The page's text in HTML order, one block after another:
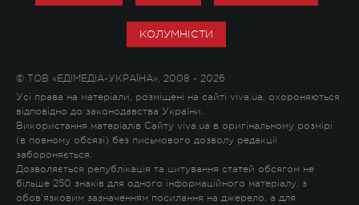
КОЛУМНІСТИ
© ТОВ «ЕДІМЕДІА-УКРАЇНА», 2008 - 2026
Усі права на матеріали, розміщені на сайті viva.ua, охороняються
відповідно до законодавства України.
Використання матеріалів Сайту viva.ua в оригінальному розмірі
(в повному обсязі) без письмового дозволу редакції
забороняється.
Дозволяється републікація та цитування статей обсягом не
більше 250 знаків для одного інформаційного матеріалу, з
обов'язковим зазначенням посилання на джерело, а для